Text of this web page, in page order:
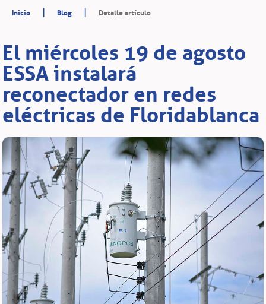
Inicio | Blog | Detalle artículo
El miércoles 19 de agosto
ESSA instalará
reconectador en redes
eléctricas de Floridablanca